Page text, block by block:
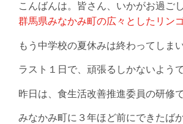
こんばんは。皆さん、いかがお過ご
群馬県みなかみ町の広々としたリン
もう中学校の夏休みは終わってしま
ラスト１日で、頑張るしかないようで
昨日は、食生活改善推進委員の研修
みなかみ町に３年ほど前にできたば